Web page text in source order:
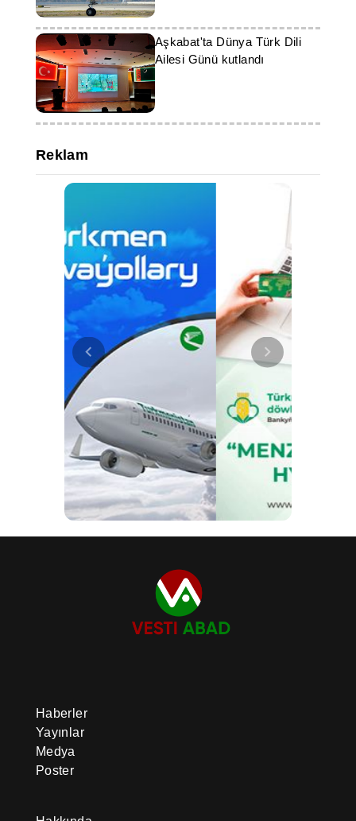
Aşkabat'ta Dünya Türk Dili
Ailesi Günü kutlandı
Reklam
Haberler
Yayınlar
Medya
Poster